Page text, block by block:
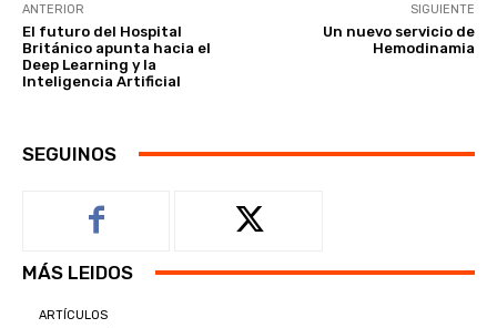
ANTERIOR
El futuro del Hospital
Británico apunta hacia el
Deep Learning y la
Inteligencia Artificial
SIGUIENTE
Un nuevo servicio de
Hemodinamia
SEGUINOS
MÁS LEIDOS
ARTÍCULOS